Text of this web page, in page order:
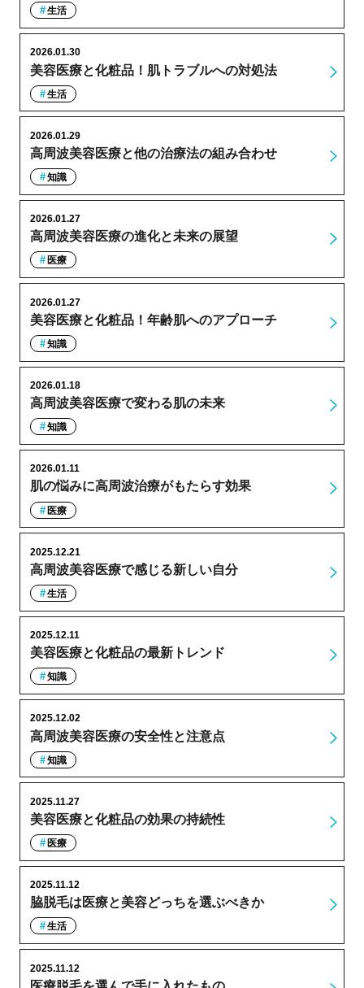
生活
美容医療と化粧品！肌トラブルへの対処法
2026.01.30
生活
高周波美容医療と他の治療法の組み合わせ
2026.01.29
知識
高周波美容医療の進化と未来の展望
2026.01.27
医療
美容医療と化粧品！年齢肌へのアプローチ
2026.01.27
知識
高周波美容医療で変わる肌の未来
2026.01.18
知識
肌の悩みに高周波治療がもたらす効果
2026.01.11
医療
高周波美容医療で感じる新しい自分
2025.12.21
生活
美容医療と化粧品の最新トレンド
2025.12.11
知識
高周波美容医療の安全性と注意点
2025.12.02
知識
美容医療と化粧品の効果の持続性
2025.11.27
医療
脇脱毛は医療と美容どっちを選ぶべきか
2025.11.12
生活
2025.11.12